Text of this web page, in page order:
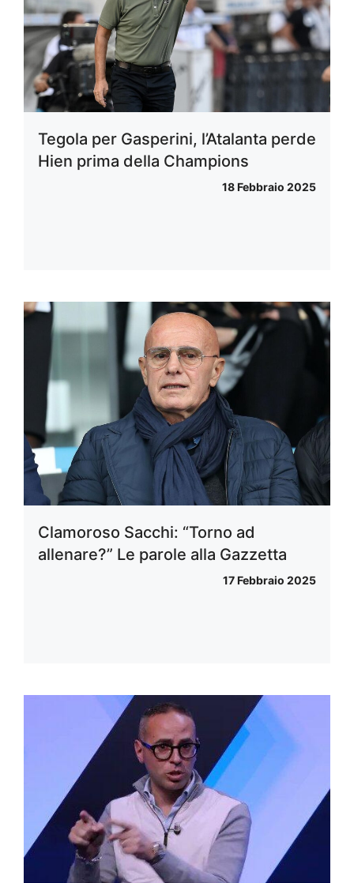
Tegola per Gasperini, l’Atalanta perde
Hien prima della Champions
18 Febbraio 2025
Clamoroso Sacchi: “Torno ad
allenare?” Le parole alla Gazzetta
17 Febbraio 2025